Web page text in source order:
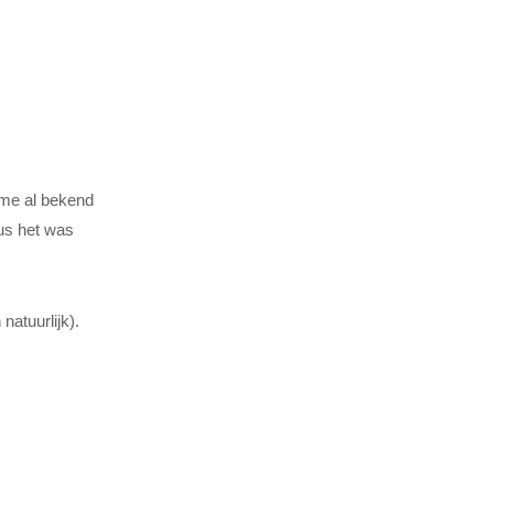
al bekend
het was
natuurlijk).